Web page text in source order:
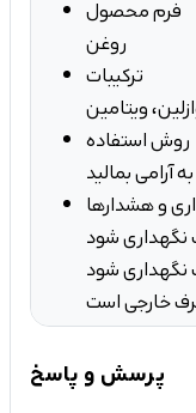
فرم محصول
روغن
ترکیبات
روش استفاده
و هشدارها
پرسش و پاسخ